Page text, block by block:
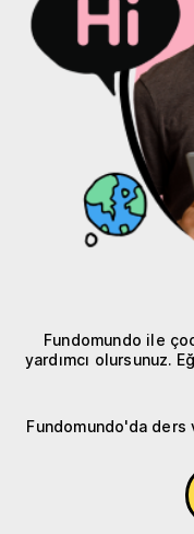
Fundomundo ile
yardımcı olursunuz.
Fundomundo'da ders